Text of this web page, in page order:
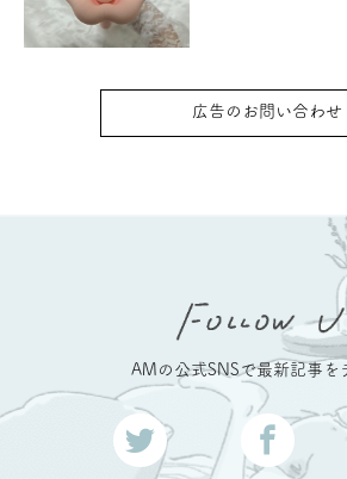
広告のお問い合わせ
AMの公式SNSで最新記事を